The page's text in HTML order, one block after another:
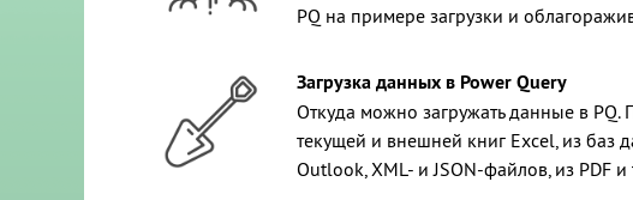
PQ на примере загрузки и
Загрузка данных в Power Query
Откуда можно загружать данные в
текущей и внешней книг Excel, из баз
Outlook, XML- и JSON-файлов, из PDF и